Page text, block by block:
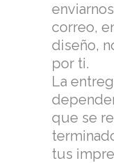
correo,
diseño,
por ti.
La
que se
tus